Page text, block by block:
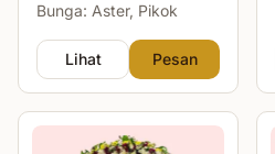
Bunga: Aster, Pikok
Lihat Pesan